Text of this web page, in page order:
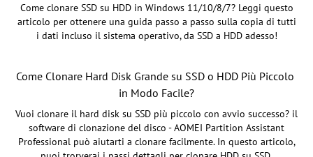
Come clonare SSD su HDD in Windows 11/10/8/7? Leggi questo
articolo per ottenere una guida passo a passo sulla copia di tutti
i dati incluso il sistema operativo, da SSD a HDD adesso!
Come Clonare Hard Disk Grande su SSD o HDD Più Piccolo
in Modo Facile?
Vuoi clonare il hard disk su SSD più piccolo con avvio successo? il
software di clonazione del disco - AOMEI Partition Assistant
Professional può aiutarti a clonare facilmente. In questo articolo,